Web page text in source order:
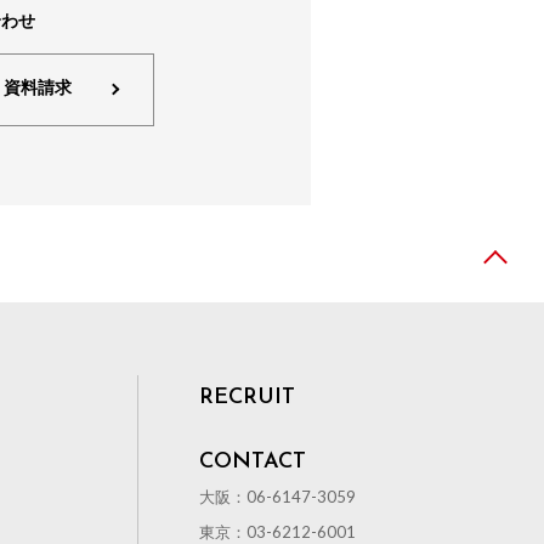
せ
料請求
RECRUIT
CONTACT
大阪：06-6147-3059
東京：03-6212-6001